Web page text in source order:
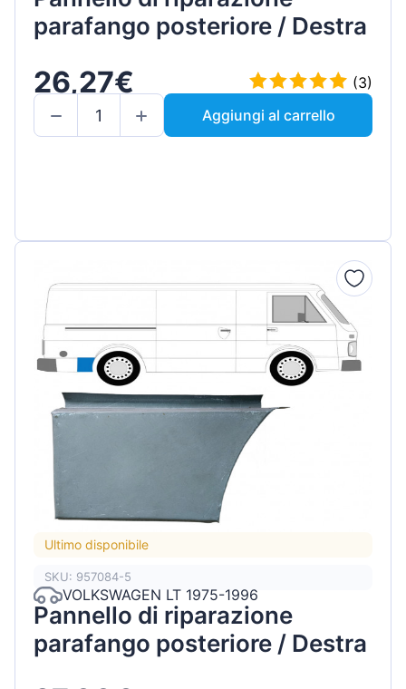
parafango posteriore / Destra
26,27€
(3)
Aggiungi al carrello
Ultimo disponibile
SKU: 957084-5
VOLKSWAGEN LT 1975-1996
Pannello di riparazione
parafango posteriore / Destra